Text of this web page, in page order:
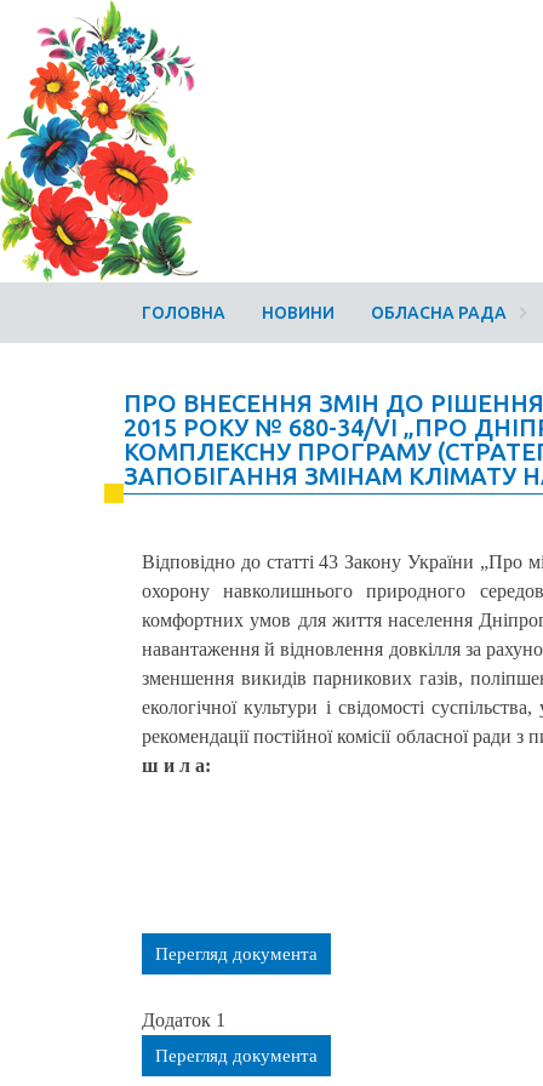
ГОЛОВНА НОВИНИ ОБЛАСНА РАДА
ПРО ВНЕСЕННЯ ЗМІН ДО
2015 РОКУ № 680-34/VI „ПРО
КОМПЛЕКСНУ ПРОГРАМУ
ЗАПОБІГАННЯ ЗМІНАМ КЛІМАТУ
Відповідно до статті 43 Закону України „Про
охорону навколишнього природного
комфортних умов для життя населення
навантаження й відновлення довкілля за
зменшення викидів парникових газів,
екологічної культури і свідомості
рекомендації постійної комісії обласної ради
ш и л а:
Перегляд документа
Додаток 1
Перегляд документа